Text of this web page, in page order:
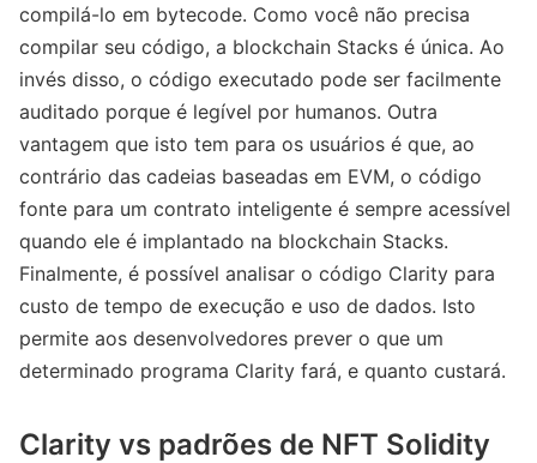
compilá-lo em bytecode. Como você não precisa
compilar seu código, a blockchain Stacks é única. Ao
invés disso, o código executado pode ser facilmente
auditado porque é legível por humanos. Outra
vantagem que isto tem para os usuários é que, ao
contrário das cadeias baseadas em EVM, o código
fonte para um contrato inteligente é sempre acessível
quando ele é implantado na blockchain Stacks.
Finalmente, é possível analisar o código Clarity para
custo de tempo de execução e uso de dados. Isto
permite aos desenvolvedores prever o que um
determinado programa Clarity fará, e quanto custará.
Clarity vs padrões de NFT Solidity